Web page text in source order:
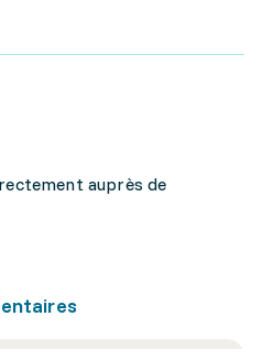
auprès de